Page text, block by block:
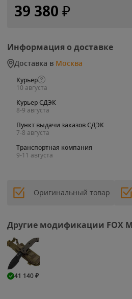
39 380 ₽
Информация о доставке
Доставка в Москва
Курьер
10 августа
Курьер СДЭК
8-9 августа
Пункт выдачи заказов СДЭК
7-8 августа
Транспортная компания
9-11 августа
Оригинальный товар
Другие модификации FOX
41 140₽